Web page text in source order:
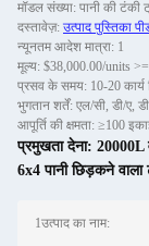
मॉडल संख्या: पानी की टंकी
दस्तावेज़: उत्पाद पुस्तिका
न्यूनतम आदेश मात्रा: 1
मूल्य: $38,000.00/units
प्रसव के समय: 10-20 कार्य
भुगतान शर्तें: एल/सी, डी/ए,
आपूर्ति की क्षमता: ≥100
प्रमुखता देना: 20000L
6x4 पानी छिड़कने
1उत्पाद का नाम: